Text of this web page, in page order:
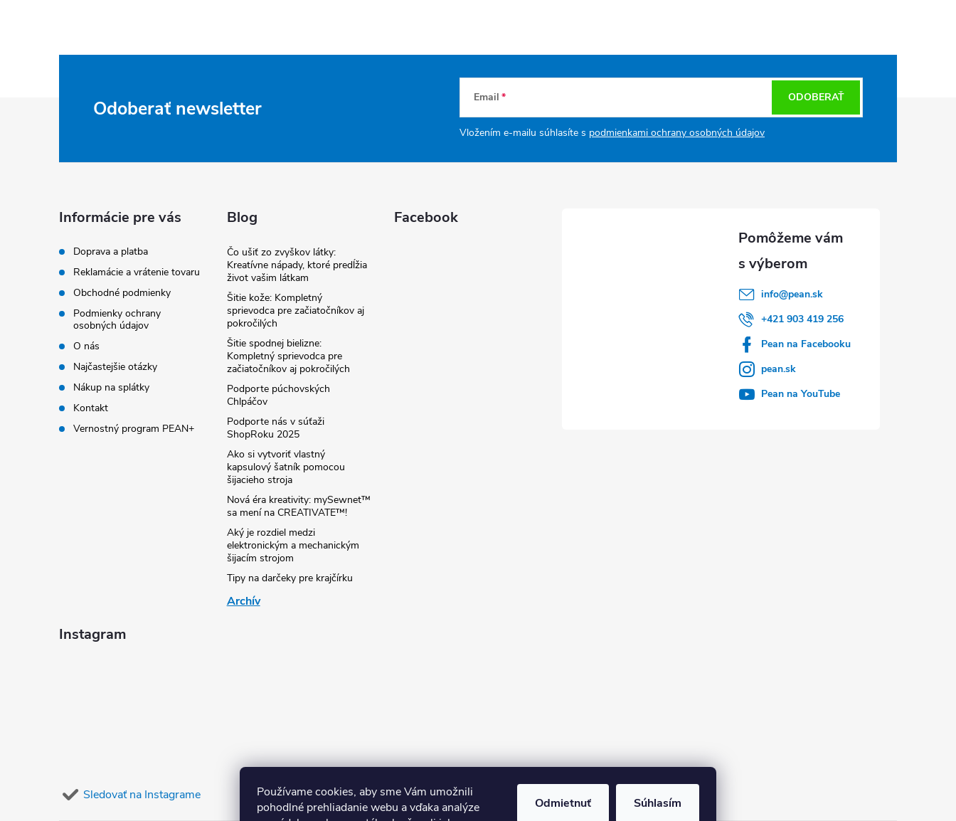
Používame cookies, aby sme Vám umožnili
pohodlné prehliadanie webu a vďaka analýze
Odmietnuť Súhlasím
Odoberať newsletter Email
Vložením e-mailu súhlasíte s podmienkami ochrany osobných údajov
ODOBERAŤ
Informácie pre vás
Doprava a platba
Reklamácie a vrátenie tovaru
Obchodné podmienky
Podmienky ochrany
osobných údajov
O nás
Najčastejšie otázky
Nákup na splátky
Kontakt
Vernostný program PEAN+
Blog
Čo ušiť zo zvyškov látky:
Kreatívne nápady, ktoré predĺžia
život vašim látkam
Šitie kože: Kompletný
sprievodca pre začiatočníkov aj
pokročilých
Šitie spodnej bielizne:
Kompletný sprievodca pre
začiatočníkov aj pokročilých
Podporte púchovských
Chlpáčov
Podporte nás v súťaži
ShopRoku 2025
Ako si vytvoriť vlastný
kapsulový šatník pomocou
šijacieho stroja
Nová éra kreativity: mySewnet™
sa mení na CREATIVATE™!
Aký je rozdiel medzi
elektronickým a mechanickým
šijacím strojom
Tipy na darčeky pre krajčírku
Archív
Facebook
info@pean.sk
+421 903 419 256
Pean na Facebooku
pean.sk
Pean na YouTube
Instagram
Sledovať na Instagrame